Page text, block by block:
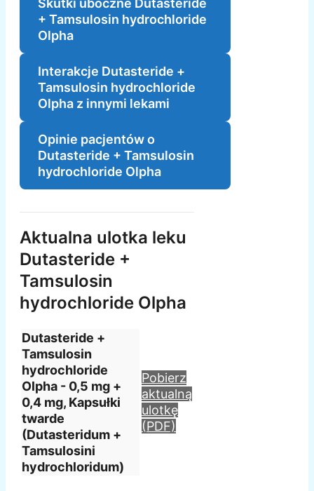
Skutki uboczne Dutasteride
+ Tamsulosin hydrochloride
Olpha
Interakcje Dutasteride +
Tamsulosin hydrochloride
Olpha z innymi lekami
Opinie pacjentów o
Dutasteride + Tamsulosin
hydrochloride Olpha
Aktualna ulotka leku
Dutasteride +
Tamsulosin
hydrochloride Olpha
Dutasteride +
Tamsulosin
hydrochloride
Olpha - 0,5 mg +
0,4 mg, Kapsułki
twarde
(Dutasteridum +
Tamsulosini
hydrochloridum)
Pobierz
aktualną
ulotkę
(PDF)